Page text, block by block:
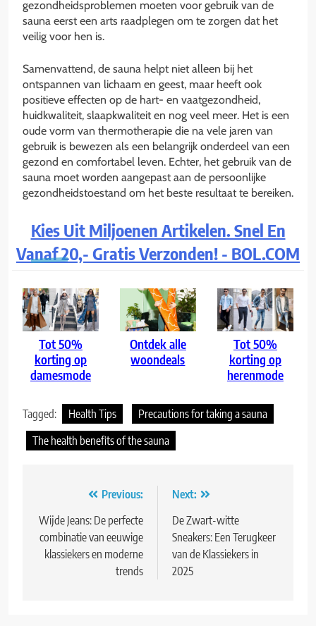
gezondheidsproblemen moeten voor gebruik van de
sauna eerst een arts raadplegen om te zorgen dat het
veilig voor hen is.
Samenvattend, de sauna helpt niet alleen bij het
ontspannen van lichaam en geest, maar heeft ook
positieve effecten op de hart- en vaatgezondheid,
huidkwaliteit, slaapkwaliteit en nog veel meer. Het is een
oude vorm van thermotherapie die na vele jaren van
gebruik is bewezen als een belangrijk onderdeel van een
gezond en comfortabel leven. Echter, het gebruik van de
sauna moet worden aangepast aan de persoonlijke
gezondheidstoestand om het beste resultaat te bereiken.
Kies Uit Miljoenen Artikelen. Snel En
Vanaf 20,- Gratis Verzonden! - BOL.COM
Tot 50%
korting op
damesmode
Ontdek alle
woondeals
Tot 50%
korting op
herenmode
Tagged: Health Tips
Precautions for taking a sauna
The health benefits of the sauna
navigatie
Previous:
Wijde Jeans: De perfecte
combinatie van eeuwige
klassiekers en moderne
trends
Next:
De Zwart-witte
Sneakers: Een Terugkeer
van de Klassiekers in
2025